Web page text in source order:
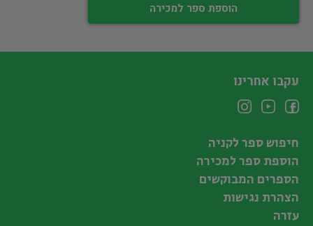
הוספת ספר למכירה
עקבו אחרינו
חיפוש ספר לקניה
הוספת ספר למכירה
הספרים המבוקשים
הצהרת נגישות
עזרה